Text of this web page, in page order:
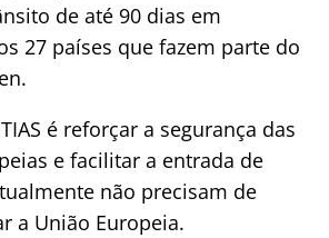
de até 90 dias em
27 países que fazem parte do
é reforçar a segurança das
e facilitar a entrada de
não precisam de
a União Europeia.